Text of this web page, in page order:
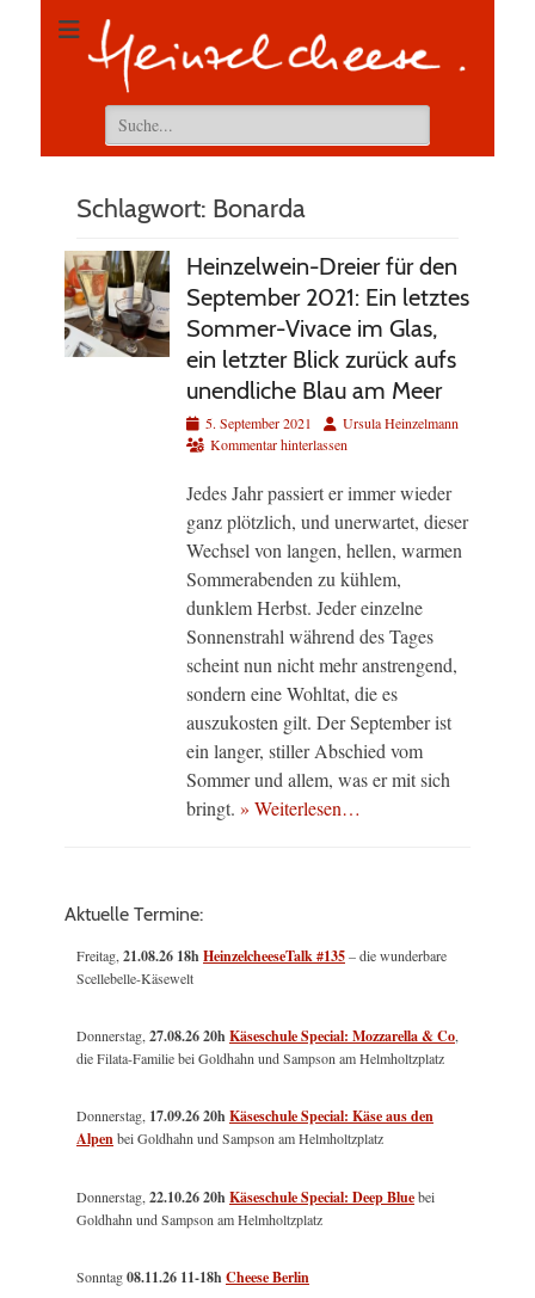
Suchen
nach:
Schlagwort: Bonarda
Heinzelwein-Dreier für den
September 2021: Ein letztes
Sommer-Vivace im Glas,
ein letzter Blick zurück aufs
unendliche Blau am Meer
Veröffentlicht
am
5. September 2021 AutorUrsula Heinzelmann
Kommentar hinterlassen
Jedes Jahr passiert er immer wieder
ganz plötzlich, und unerwartet, dieser
Wechsel von langen, hellen, warmen
Sommerabenden zu kühlem,
dunklem Herbst. Jeder einzelne
Sonnenstrahl während des Tages
scheint nun nicht mehr anstrengend,
sondern eine Wohltat, die es
auszukosten gilt. Der September ist
ein langer, stiller Abschied vom
Sommer und allem, was er mit sich
bringt. » Weiterlesen…
Aktuelle Termine:
Freitag,21.08.26 18hHeinzelcheeseTalk #135– die wunderbare
Scellebelle-Käsewelt
Donnerstag,27.08.26 20hKäseschule Special: Mozzarella & Co,
die Filata-Familie bei Goldhahn und Sampson am Helmholtzplatz
Donnerstag, 17.09.26 20hKäseschule Special: Käse aus den
Alpenbei Goldhahn und Sampson am Helmholtzplatz
Donnerstag,22.10.26 20hKäseschule Special: Deep Bluebei
Goldhahn und Sampson am Helmholtzplatz
Sonntag08.11.26 11-18hCheese Berlin